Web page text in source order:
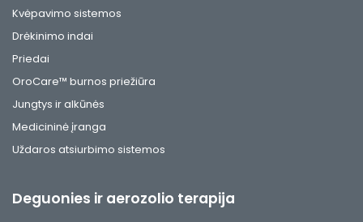
Kvėpavimo sistemos
Drėkinimo indai
Priedai
OroCare™ burnos priežiūra
Jungtys ir alkūnės
Medicininė įranga
Uždaros atsiurbimo sistemos
Deguonies ir aerozolio terapija